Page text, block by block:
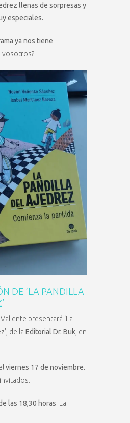
llenas de sorpresas y
especiales.
ya nos tiene
vosotros?
DE ‘LA PANDILLA
presentará ‘La
de la Editorial Dr. Buk , en
viernes 17 de noviembre.
las 18,30 horas. La